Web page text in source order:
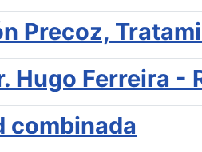
Precoz,
Ferreira -
combinada